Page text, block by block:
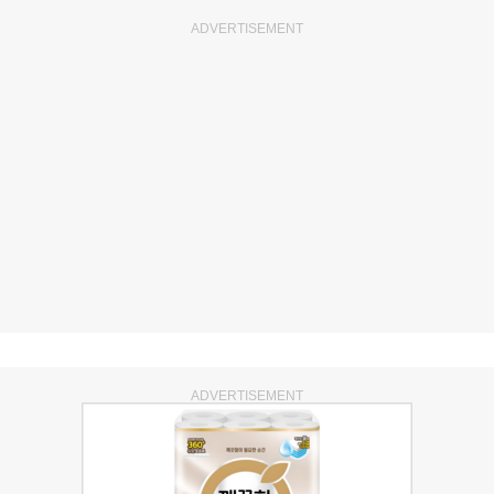
ADVERTISEMENT
ADVERTISEMENT